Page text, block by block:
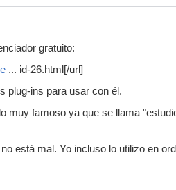
gratuito:
... id-26.html[/url]
plug-ins para usar con él.
muy famoso ya que se llama
está mal. Yo incluso lo utilizo en